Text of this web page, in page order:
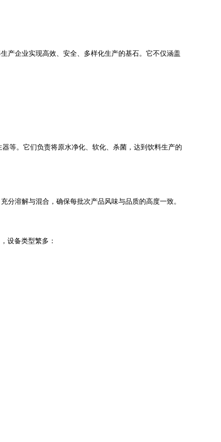
产企业实现高效、安全、多样化生产的基石。它不仅涵盖
等。它们负责将原水净化、软化、杀菌，达到饮料生产的
溶解与混合，确保每批次产品风味与品质的高度一致。
设备类型繁多：